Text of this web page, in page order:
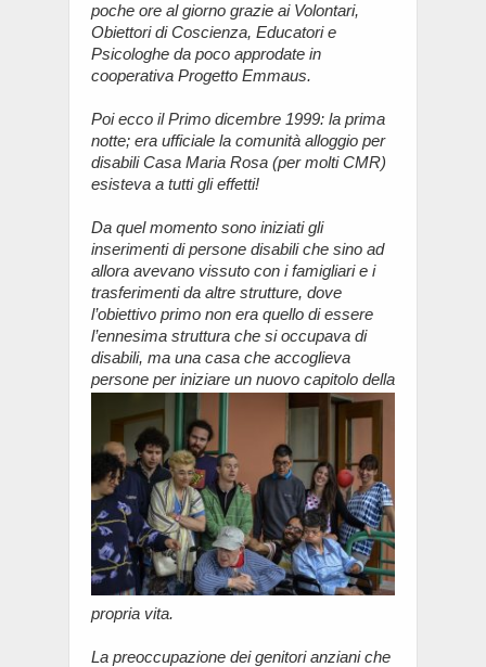
poche ore al giorno grazie ai Volontari,
Obiettori di Coscienza, Educatori e
Psicologhe da poco approdate in
cooperativa Progetto Emmaus.
Poi ecco il Primo dicembre 1999: la prima
notte; era ufficiale la comunità alloggio per
disabili Casa Maria Rosa (per molti CMR)
esisteva a tutti gli effetti!
Da quel momento sono iniziati gli
inserimenti di persone disabili che sino ad
allora avevano vissuto con i famigliari e i
trasferimenti da altre strutture, dove
l’obiettivo primo non era quello di essere
l’ennesima struttura che si occupava di
disabili, ma una casa che accoglieva
persone per iniziare un nuovo capitolo della
propria vita.
La preoccupazione dei genitori anziani che